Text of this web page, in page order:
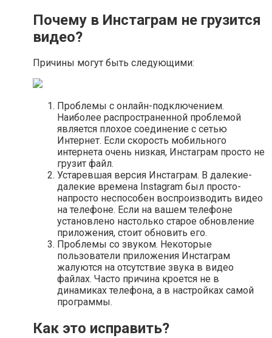
Почему в Инстаграм не грузится
видео?
Причины могут быть следующими:
Проблемы с онлайн-подключением.
Наиболее распространенной проблемой
является плохое соединение с сетью
Интернет. Если скорость мобильного
интернета очень низкая, Инстаграм просто не
грузит файл.
Устаревшая версия Инстаграм. В далекие-
далекие времена Instagram был просто-
напросто неспособен воспроизводить видео
на телефоне. Если на вашем телефоне
установлено настолько старое обновление
приложения, стоит обновить его.
Проблемы со звуком. Некоторые
пользователи приложения Инстаграм
жалуются на отсутствие звука в видео
файлах. Часто причина кроется не в
динамиках телефона, а в настройках самой
программы.
Как это исправить?